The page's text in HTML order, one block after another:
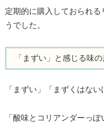
定期的に購入しておられ
うでした。
「まずい」と感じる味
「まずい」「まずくはない
「酸味とコリアンダーっ